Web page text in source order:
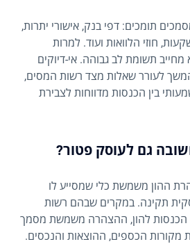
תומכים: דפי בנק, אישורי יתרות,
חוזי הלוואות ועוד. למרות
תשומת לב גבוהה. אי-דיוקים
לעורר שאלות מצד רשות המסים,
בין הכנסות מדווחות לצבירת
גם לעוסק פטור?
ההון משמשת כלי שמסייע לו
תקינה. במקרים שבהם רשות
הכנסות להון, ההצהרה משמשת מסמך
מקורות הכספים, ההוצאות והנכסים.